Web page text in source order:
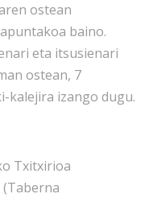
ostean
baino.
eta itsusienari
ostean, 7
kalejira izango dugu.
Txitxirioa